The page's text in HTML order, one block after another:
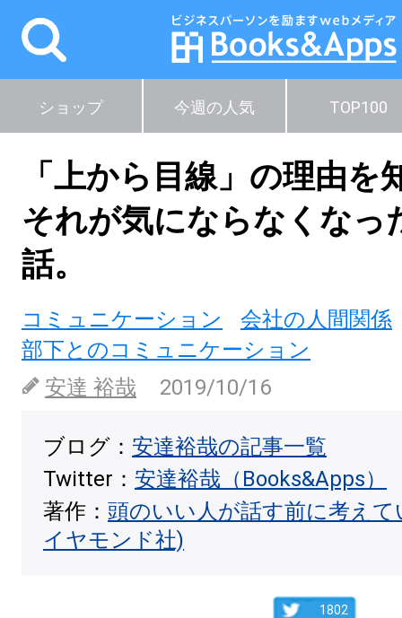
ショップ 今週の人気 TOP100
「上から目線」の理由を
それが気にならなくなっ
話。
コミュニケーション
会社の人間関係
部下とのコミュニケーション
安達 裕哉
2019/10/16
ブログ： 安達裕哉の記事一覧
Twitter： 安達裕哉（Books&Apps）
著作： 頭のいい人が話す前に考え
イヤモンド社)
1802